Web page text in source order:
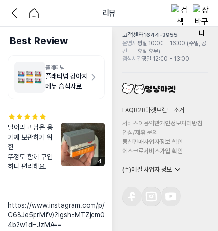
리뷰
Best Review
플래티넘
플래티넘 강아지
메뉴 습식사료
+4
덜어먹고 남은 용
기째 보관하기 위
한
뚜껑도 함께 구입
하니 편리해요.
https://www.instagram.com/p/
C68Je5prMfV/?igsh=MTZjcm0
4b2w1dHJzMA==
고객센터1644-3955
운영시
간
평일 10:00 - 16:00 (주말, 공
휴일 휴무)
점심시간평일 12:00 - 13:00
FAQB2B마켓 브랜드 소개
서비스이용약관개인정보처리방침
입점/제휴 문의
통신판매사업자정보 확인
에스크로서비스가입 확인
(주)에필 사업자 정보